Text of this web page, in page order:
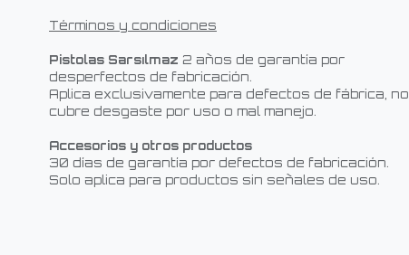
Términos y condiciones
Pistolas Sarsılmaz 2 años de garantía por
desperfectos de fabricación.
Aplica exclusivamente para defectos de fábrica, no
cubre desgaste por uso o mal manejo.
Accesorios y otros productos
30 días de garantía por defectos de fabricación.
Solo aplica para productos sin señales de uso.